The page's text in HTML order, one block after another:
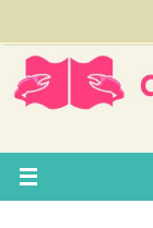
conteúdo